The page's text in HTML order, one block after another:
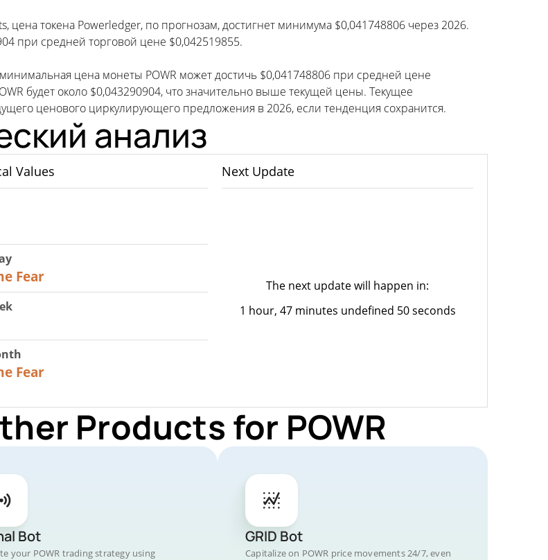
цена токена Powerledger, по прогнозам, достигнет минимума $0,041748806 через 2026.
при средней торговой цене $0,042519855.
цена монеты POWR может достичь $0,041748806 при средней цене
будет около $0,043290904, что значительно выше текущей цены. Текущее
ценового циркулирующего предложения в 2026, если тенденция сохранится.
анализ
Values
Fear
Fear
Next Update
The next update will happen in:
1 hour, 47 minutes undefined 50 seconds
Products for POWR
Bot
your POWR trading strategy using
GRID Bot
Capitalize on POWR price movements 24/7, even